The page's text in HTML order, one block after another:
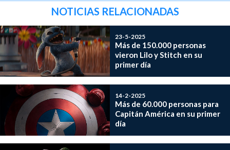
NOTICIAS RELACIONADAS
23-5-2025
Más de 150.000 personas
vieron Lilo y Stitch en su
primer día
14-2-2025
Más de 60.000 personas para
Capitán América en su primer
día